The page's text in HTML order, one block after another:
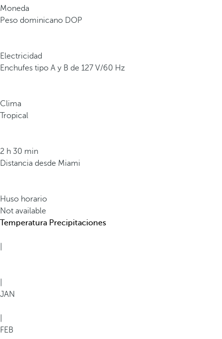
Moneda
Peso dominicano DOP
Electricidad
Enchufes tipo A y B de 127 V/60 Hz
Clima
Tropical
2 h 30 min
Distancia desde Miami
Huso horario
Not available
Temperatura Precipitaciones
JAN
FEB
o
m
P
m